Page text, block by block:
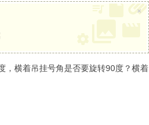
×
横着吊挂号角是否要旋转90度？横